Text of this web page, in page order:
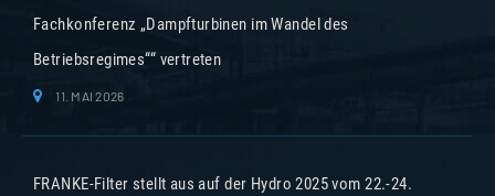
Fachkonferenz „Dampfturbinen im Wandel des
Betriebsregimes““ vertreten
11. MAI 2026
FRANKE-Filter stellt aus auf der Hydro 2025 vom 22.-24.